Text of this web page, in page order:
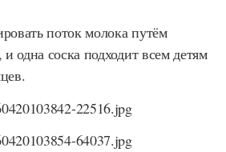
поток молока путём
одна соска подходит всем детям